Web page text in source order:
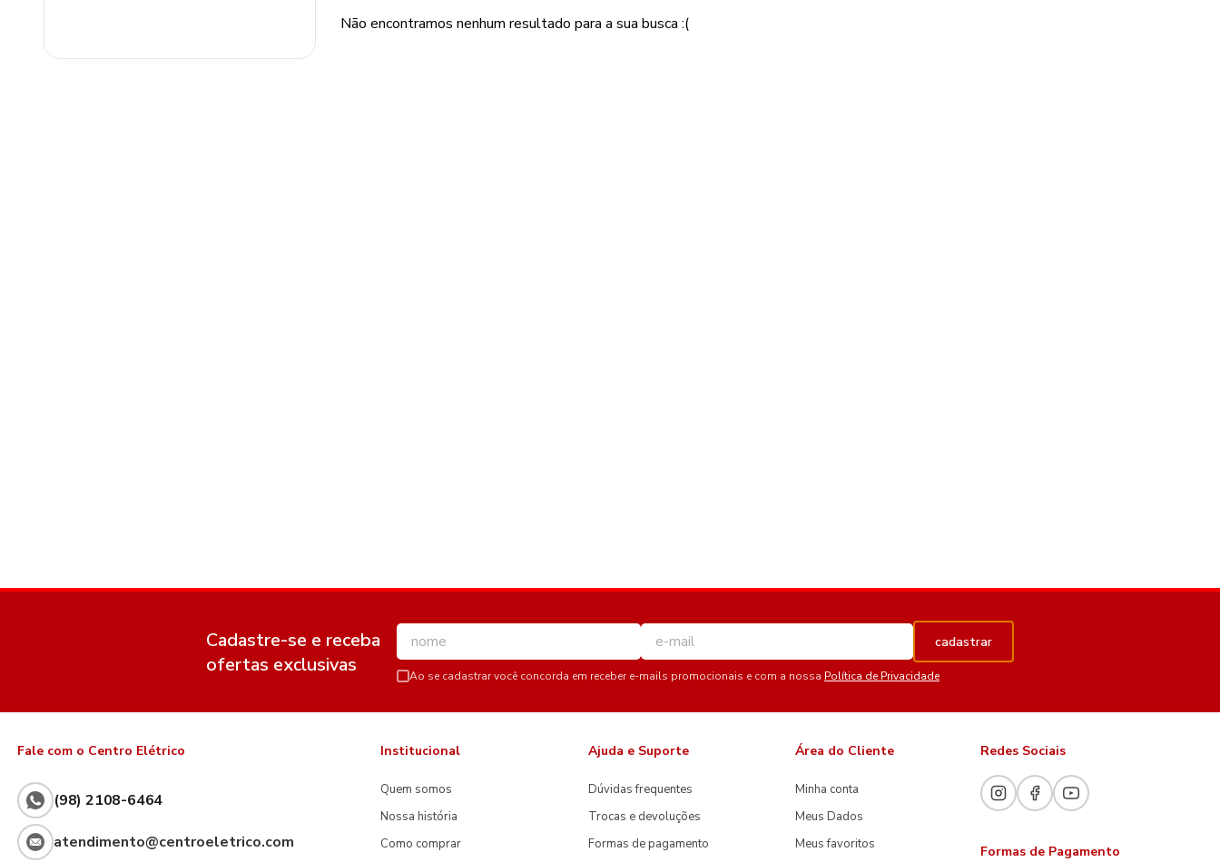
Não encontramos nenhum resultado para a sua busca :(
Cadastre-se e receba
ofertas exclusivas
cadastrar
Ao se cadastrar você concorda em receber e-mails promocionais e com a nossa Política de Privacidade
Fale com o Centro Elétrico
(98) 2108-6464
atendimento@centroeletrico.com
Institucional
Quem somos
Nossa história
Como comprar
Ajuda e Suporte
Dúvidas frequentes
Trocas e devoluções
Formas de pagamento
Área do Cliente
Minha conta
Meus Dados
Meus favoritos
Redes Sociais
Formas de Pagamento